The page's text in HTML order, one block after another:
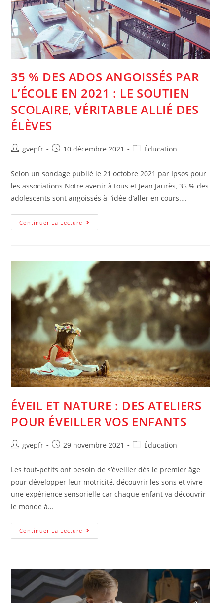
35 % DES ADOS ANGOISSÉS PAR
L’ÉCOLE EN 2021 : LE SOUTIEN
SCOLAIRE, VÉRITABLE ALLIÉ DES
ÉLÈVES
Auteur/autrice
la
publication :
gvepfr
Post10 décembre 2021
PostÉducation
Selon un sondage publié le 21 octobre 2021 par Ipsos pour
les associations Notre avenir à tous et Jean Jaurès, 35 % des
adolescents sont angoissés à l’idée d’aller en cours.…
Continuer La Lecture 35 %
Des
2021
Le
Soutien
Scolaire,
Véritable
Allié
Des
Élèves
ÉVEIL ET NATURE : DES ATELIERS
POUR ÉVEILLER VOS ENFANTS
Auteur/autrice
publication :
gvepfr
Post29 novembre 2021
PostÉducation
Les tout-petits ont besoin de s’éveiller dès le premier âge
pour développer leur motricité, découvrir les sons et vivre
une expérience sensorielle car chaque enfant va découvrir
le monde à…
Continuer La Lecture Éveil
Et
Pour
Éveiller
Vos
Enfants